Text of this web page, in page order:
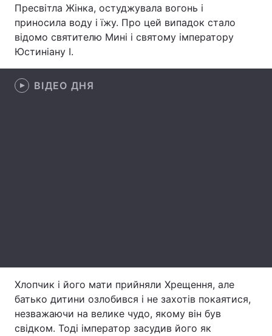
Техно і зв'язок
Зброя Інциденти
Здоров'я Туризм
Цікавинки
Контакти
Пресвітла Жінка, остуджувала вогонь і
приносила воду і їжу. Про цей випадок стало
відомо святителю Мині і святому імператору
Юстиніану I.
ВІДЕО ДНЯ
Хлопчик і його мати прийняли Хрещення, але
батько дитини озлобився і не захотів покаятися,
незважаючи на велике чудо, якому він був
свідком. Тоді імператор засудив його як